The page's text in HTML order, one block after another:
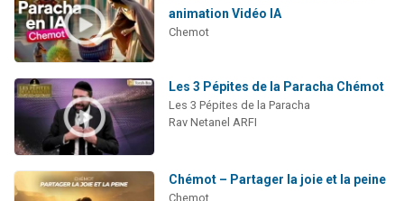
animation Vidéo IA
Chemot
Les 3 Pépites de la Paracha Chémot
Les 3 Pépites de la Paracha
Rav Netanel ARFI
Chémot – Partager la joie et la peine
Chemot